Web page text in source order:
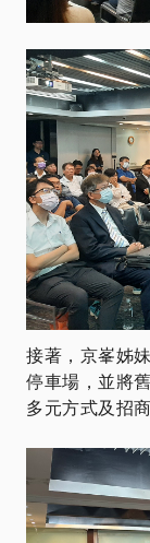
接著，京峯姊
停車場，並將
多元方式及招